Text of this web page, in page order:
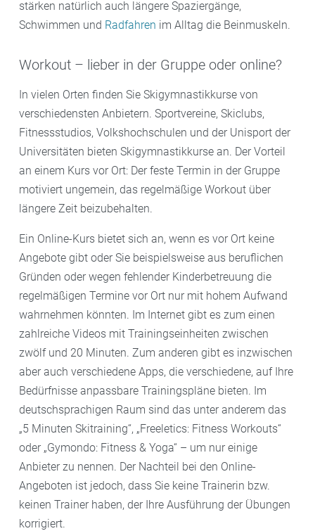
stärken natürlich auch längere Spaziergänge,
Schwimmen und Radfahren im Alltag die Beinmuskeln.
Workout – lieber in der Gruppe oder online?
In vielen Orten finden Sie Skigymnastikkurse von
verschiedensten Anbietern. Sportvereine, Skiclubs,
Fitnessstudios, Volkshochschulen und der Unisport der
Universitäten bieten Skigymnastikkurse an. Der Vorteil
an einem Kurs vor Ort: Der feste Termin in der Gruppe
motiviert ungemein, das regelmäßige Workout über
längere Zeit beizubehalten.
Ein Online-Kurs bietet sich an, wenn es vor Ort keine
Angebote gibt oder Sie beispielsweise aus beruflichen
Gründen oder wegen fehlender Kinderbetreuung die
regelmäßigen Termine vor Ort nur mit hohem Aufwand
wahrnehmen könnten. Im Internet gibt es zum einen
zahlreiche Videos mit Trainingseinheiten zwischen
zwölf und 20 Minuten. Zum anderen gibt es inzwischen
aber auch verschiedene Apps, die verschiedene, auf Ihre
Bedürfnisse anpassbare Trainingspläne bieten. Im
deutschsprachigen Raum sind das unter anderem das
„5 Minuten Skitraining“, „Freeletics: Fitness Workouts“
oder „Gymondo: Fitness & Yoga“ – um nur einige
Anbieter zu nennen. Der Nachteil bei den Online-
Angeboten ist jedoch, dass Sie keine Trainerin bzw.
keinen Trainer haben, der Ihre Ausführung der Übungen
korrigiert.